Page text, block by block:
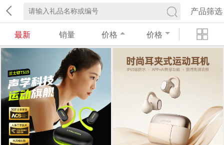
产品筛选
最新 销量 价格 价格